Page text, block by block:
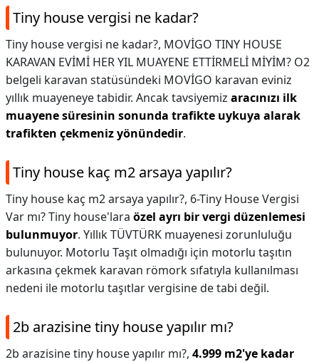
Tiny house vergisi ne kadar?
Tiny house vergisi ne kadar?, MOVİGO TINY HOUSE
KARAVAN EVİMİ HER YIL MUAYENE ETTİRMELİ MİYİM? O2
belgeli karavan statüsündeki MOVİGO karavan eviniz
yıllık muayeneye tabidir. Ancak tavsiyemiz aracınızı ilk
muayene süresinin sonunda trafikte uykuya alarak
trafikten çekmeniz yönündedir.
Tiny house kaç m2 arsaya yapılır?
Tiny house kaç m2 arsaya yapılır?, 6-Tiny House Vergisi
Var mı? Tiny house'lara özel ayrı bir vergi düzenlemesi
bulunmuyor. Yıllık TÜVTÜRK muayenesi zorunluluğu
bulunuyor. Motorlu Taşıt olmadığı için motorlu taşıtın
arkasına çekmek karavan römork sıfatıyla kullanılması
nedeni ile motorlu taşıtlar vergisine de tabi değil.
2b arazisine tiny house yapılır mı?
2b arazisine tiny house yapılır mı?, 4.999 m2'ye kadar